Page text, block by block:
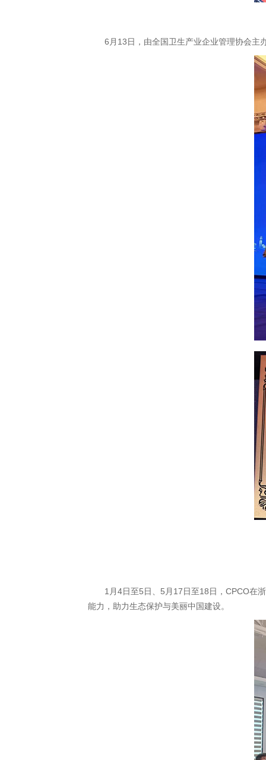
6月13日，由全国卫生产业企业管理协会主办
1月4日至5日、5月17日至18日，CPCO在浙
能力，助力生态保护与美丽中国建设。